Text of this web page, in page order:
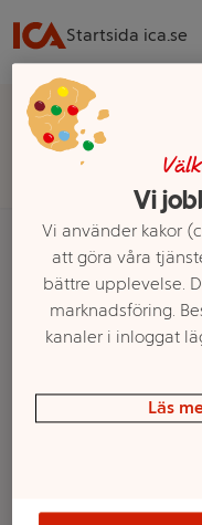
Startsida ica.se
Välj butik för rätt
Startsida Blommor &
Ett exempel på
Parasoll
Vi
Vi använder kakor
att göra våra
bättre upplevelse.
marknadsföring.
kanaler i inloggat
Läs